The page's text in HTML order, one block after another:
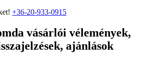
+36-20-933-0915
vásárlói vélemények,
ajánlások